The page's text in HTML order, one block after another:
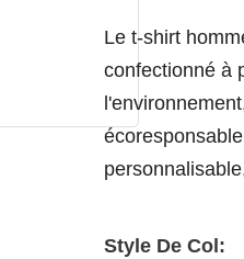
Le t-shirt
confectionné à
Style De Col: